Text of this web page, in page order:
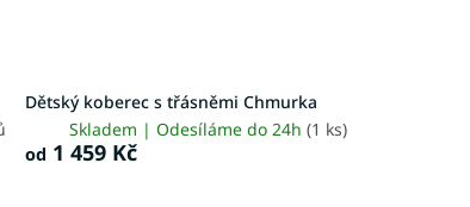
Dětský koberec s třásněmi Chmurka
Skladem | Odesíláme do 24h (1 ks)
od 1 459 Kč